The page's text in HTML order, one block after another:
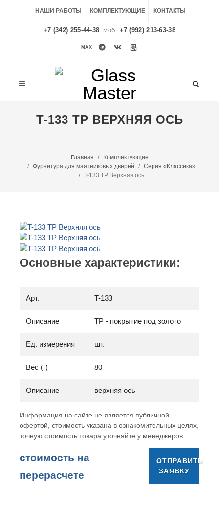
НАШИ РАБОТЫ КОМПЛЕКТУЮЩИЕ КОНТАКТЫ
+7 (342) 255-44-38 моб. +7 (992) 213-63-38
MAX
T-133 ТР ВЕРХНЯЯ ОСЬ
Главная
Комплектующие
Фурнитура для маятниковых дверей
Серия «Классика»
T-133 ТР Верхняя ось
Основные характеристики:
Арт. T-133
Описание TP - покрытие под золото
Ед. измерения шт.
Вес (г) 80
Описание верхняя ось
Информация на сайте не является публичной
офертой, стоимость указана в ознакомительных целях,
точную стоимость товара уточняйте у менеджеров.
cтоимость на
перерасчете
ОТПРАВИТЬ
ЗАЯВКУ